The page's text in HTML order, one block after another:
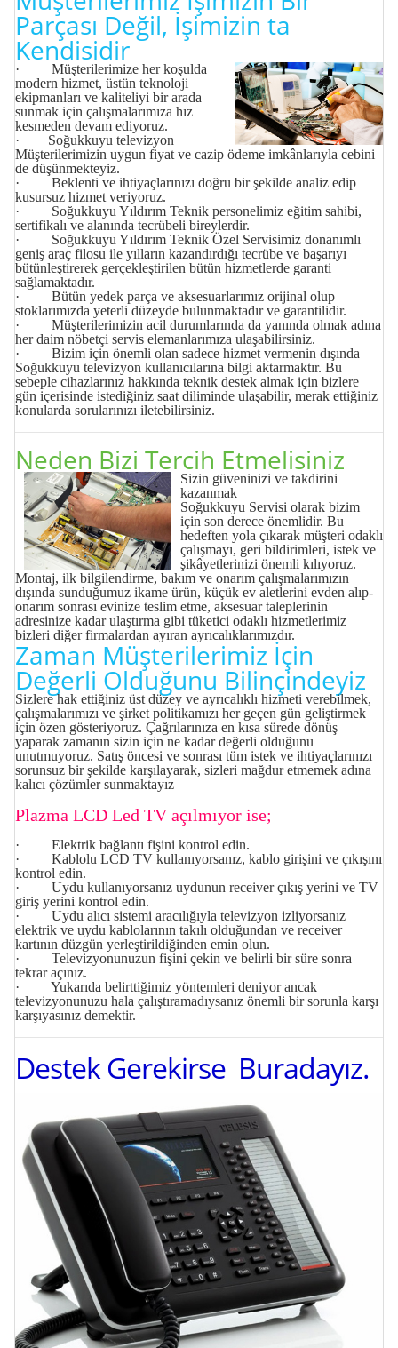
Parçası Değil, İşimizin ta
Kendisidir
· Müşterilerimize her koşulda
modern hizmet, üstün teknoloji
ekipmanları ve kaliteliyi bir arada
sunmak için çalışmalarımıza hız
kesmeden devam ediyoruz.
· Soğukkuyu televizyon
Müşterilerimizin uygun fiyat ve cazip ödeme imkânlarıyla cebini
de düşünmekteyiz.
· Beklenti ve ihtiyaçlarınızı doğru bir şekilde analiz edip
kusursuz hizmet veriyoruz.
· Soğukkuyu Yıldırım Teknik personelimiz eğitim sahibi,
sertifikalı ve alanında tecrübeli bireylerdir.
· Soğukkuyu Yıldırım Teknik Özel Servisimiz donanımlı
geniş araç filosu ile yılların kazandırdığı tecrübe ve başarıyı
bütünleştirerek gerçekleştirilen bütün hizmetlerde garanti
sağlamaktadır.
· Bütün yedek parça ve aksesuarlarımız orijinal olup
stoklarımızda yeterli düzeyde bulunmaktadır ve garantilidir.
· Müşterilerimizin acil durumlarında da yanında olmak adına
her daim nöbetçi servis elemanlarımıza ulaşabilirsiniz.
· Bizim için önemli olan sadece hizmet vermenin dışında
Soğukkuyu televizyon kullanıcılarına bilgi aktarmaktır. Bu
sebeple cihazlarınız hakkında teknik destek almak için bizlere
gün içerisinde istediğiniz saat diliminde ulaşabilir, merak ettiğiniz
konularda sorularınızı iletebilirsiniz.
Neden Bizi Tercih Etmelisiniz
Sizin güveninizi ve takdirini
kazanmak
Soğukkuyu Servisi olarak bizim
için son derece önemlidir. Bu
hedeften yola çıkarak müşteri odaklı
çalışmayı, geri bildirimleri, istek ve
şikâyetlerinizi önemli kılıyoruz.
Montaj, ilk bilgilendirme, bakım ve onarım çalışmalarımızın
dışında sunduğumuz ikame ürün, küçük ev aletlerini evden alıp-
onarım sonrası evinize teslim etme, aksesuar taleplerinin
adresinize kadar ulaştırma gibi tüketici odaklı hizmetlerimiz
bizleri diğer firmalardan ayıran ayrıcalıklarımızdır.
Zaman Müşterilerimiz İçin
Değerli Olduğunu Bilinçindeyiz
Sizlere hak ettiğiniz üst düzey ve ayrıcalıklı hizmeti verebilmek,
çalışmalarımızı ve şirket politikamızı her geçen gün geliştirmek
için özen gösteriyoruz. Çağrılarınıza en kısa sürede dönüş
yaparak zamanın sizin için ne kadar değerli olduğunu
unutmuyoruz. Satış öncesi ve sonrası tüm istek ve ihtiyaçlarınızı
sorunsuz bir şekilde karşılayarak, sizleri mağdur etmemek adına
kalıcı çözümler sunmaktayız
Plazma LCD Led TV açılmıyor ise;
· Elektrik bağlantı fişini kontrol edin.
· Kablolu LCD TV kullanıyorsanız, kablo girişini ve çıkışını
kontrol edin.
· Uydu kullanıyorsanız uydunun receiver çıkış yerini ve TV
giriş yerini kontrol edin.
· Uydu alıcı sistemi aracılığıyla televizyon izliyorsanız
elektrik ve uydu kablolarının takılı olduğundan ve receiver
kartının düzgün yerleştirildiğinden emin olun.
· Televizyonunuzun fişini çekin ve belirli bir süre sonra
tekrar açınız.
· Yukarıda belirttiğimiz yöntemleri deniyor ancak
televizyonunuzu hala çalıştıramadıysanız önemli bir sorunla karşı
karşıyasınız demektir.
Destek Gerekirse Buradayız.